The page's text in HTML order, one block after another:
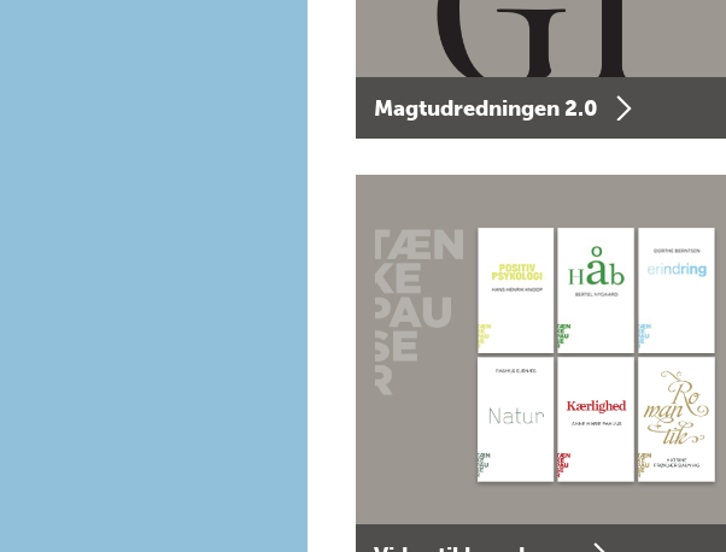
Magtudredningen 2.0